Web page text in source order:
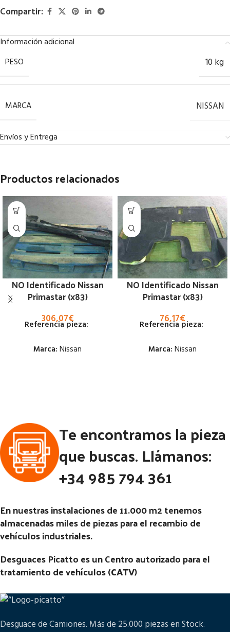
Compartir:
Información adicional
PESO
10 kg
MARCA NISSAN
Envíos y Entrega
Productos relacionados
NO Identificado Nissan
Primastar (x83)
306,07€
Referencia pieza:
Marca: Nissan
Código Pieza:53179
NO Identificado Nissan
Primastar (x83)
76,17€
Referencia pieza:
Marca: Nissan
Código Pieza: 53156
Te encontramos la pieza
que buscas. Llámanos:
+34 985 794 361
En nuestras instalaciones de 11.000 m2 tenemos
almacenadas miles de piezas para el recambio de
vehículos industriales.
Desguaces Picatto es un Centro autorizado para el
tratamiento de vehículos (CATV)
Desguace de Camiones. Más de 25.000 piezas en Stock.